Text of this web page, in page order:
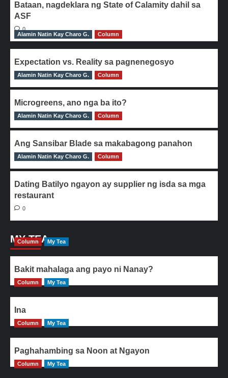
Bataan, nagdeklara ng State of Calamity dahil sa
ASF
0
Alamin Natin Kay Charo G.
Column
Expectation vs. Reality sa pagnenegosyo
0
Alamin Natin Kay Charo G. Column
Microgreens, ano nga ba ito?
0
Alamin Natin Kay Charo G. Column
Ang Sansibar Blade sa makabagong panahon
0
Alamin Natin Kay Charo G. Column
Dating Batilyo ngayon ay supplier ng isda sa mga
restaurant
0
MY TEA
Column My Tea
Bakit mahalaga ang payo ni Nanay?
Column My Tea
Ina
Column My Tea
Paghahambing sa Noon at Ngayon
Column My Tea